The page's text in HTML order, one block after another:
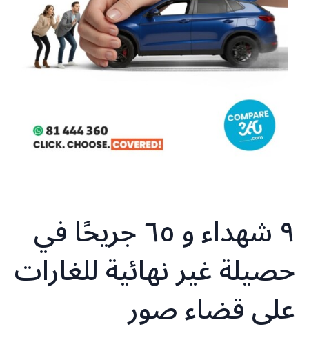
٩ شهداء و ٦٥ جريحًا في
حصيلة غير نهائية للغارات
على قضاء صور